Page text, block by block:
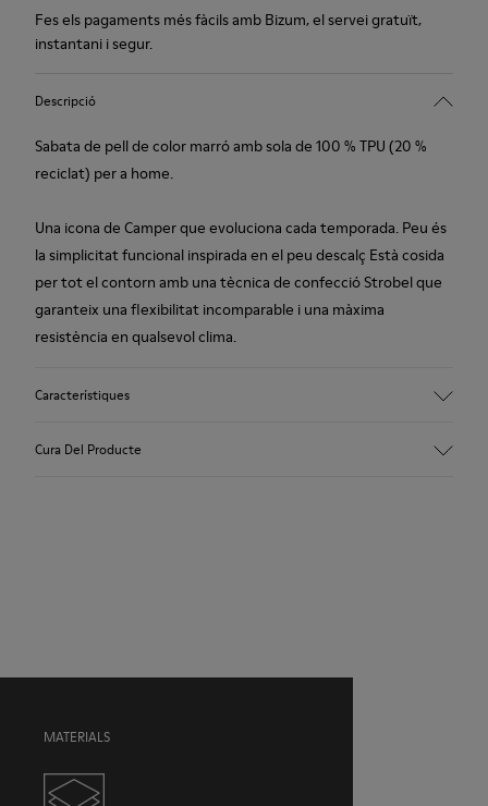
Fes els pagaments més fàcils amb Bizum, el servei gratuït,
instantani i segur.
Descripció
Sabata de pell de color marró amb sola de 100 % TPU (20 %
reciclat) per a home.
Una icona de Camper que evoluciona cada temporada. Peu és
la simplicitat funcional inspirada en el peu descalç Està cosida
per tot el contorn amb una tècnica de confecció Strobel que
garanteix una flexibilitat incomparable i una màxima
resistència en qualsevol clima.
Característiques
Cura Del Producte
MATERIALS